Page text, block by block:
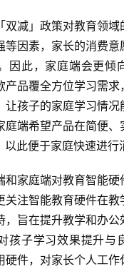
双减」政策对教育领
等因素，家长的消费意
因此，家庭端会更倾
产品覆全方位学习需
让孩子的家庭学习情
庭端希望产品在简便
此便于家庭快速进行
和家庭端对教育智能
关注智能教育硬件在
，旨在提升教学和办
孩子学习效果提升与
件，对家长个人工作